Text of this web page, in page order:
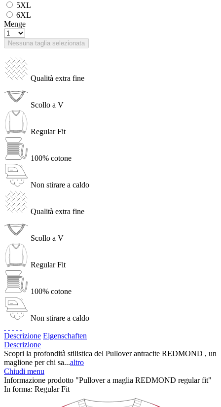
5XL
6XL
Menge
Nessuna taglia selezionata
Qualità extra fine
Scollo a V
Regular Fit
100% cotone
Non stirare a caldo
Qualità extra fine
Scollo a V
Regular Fit
100% cotone
Non stirare a caldo
Descrizione Eigenschaften
Descrizione
Scopri la profondità stilistica del Pullover antracite REDMOND , un
maglione per chi sa...altro
Chiudi menu
Informazione prodotto "Pullover a maglia REDMOND regular fit"
In forma: Regular Fit